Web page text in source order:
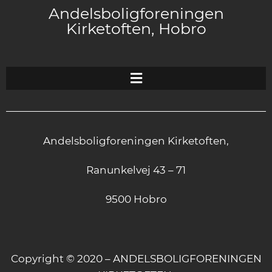
Andelsboligforeningen
Kirketoften, Hobro
Andelsboligforeningen Kirketoften,
Ranunkelvej 43 – 71
9500 Hobro
Copyright © 2020 – ANDELSBOLIGFORENINGEN